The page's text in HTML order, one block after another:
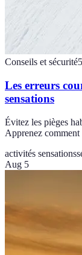
Conseils et sécurité5
Les erreurs
sensations
Évitez les pièges
Apprenez
activités sensations
Aug 5